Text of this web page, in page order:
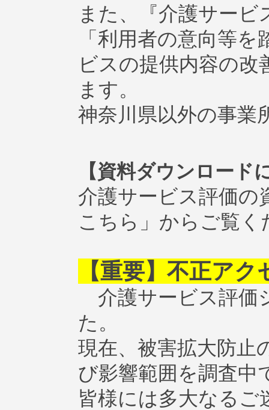
また、『介護サービ
「利用者の意向等
ビスの提供内容の
ます。
神奈川県以外の事業
【資料ダウンロード
介護サービス評価の
こちら」からご覧く
【重要】不正ア
介護サービス評価
た。
現在、被害拡大防止
び影響範囲を調査中
皆様には多大なる